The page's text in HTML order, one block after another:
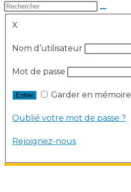
X
Nom d’utilisateur
Mot de passe
Garder en mémoire
Oublié votre mot de passe ?
Rejoignez-nous